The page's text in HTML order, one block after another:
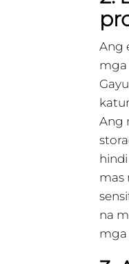
Ang
mga
Ang
mas
na
mga